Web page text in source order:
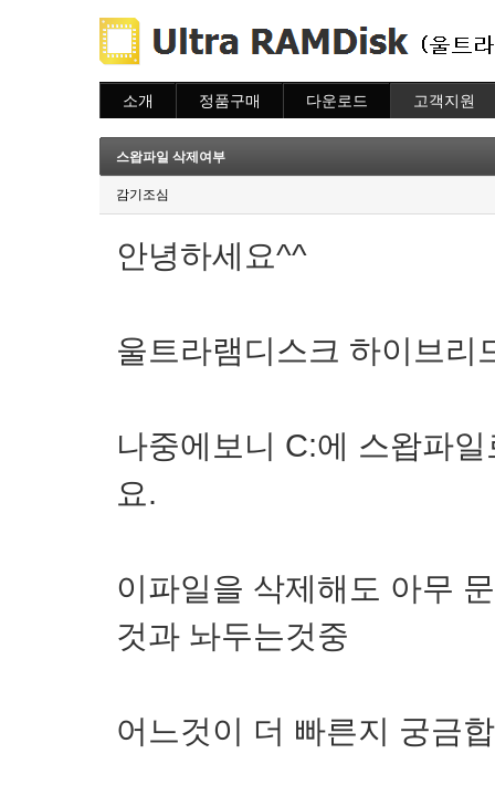
소개 정품구매
주문조회
이용안내
다운로드 고객지원
질문하기
스왑파일 삭제여부
감기조심
안녕하세요^^
울트라램디스크 하이브
나중에보니 C:에 스왑파
요.
이파일을 삭제해도 아무
것과 놔두는것중
어느것이 더 빠른지 궁금